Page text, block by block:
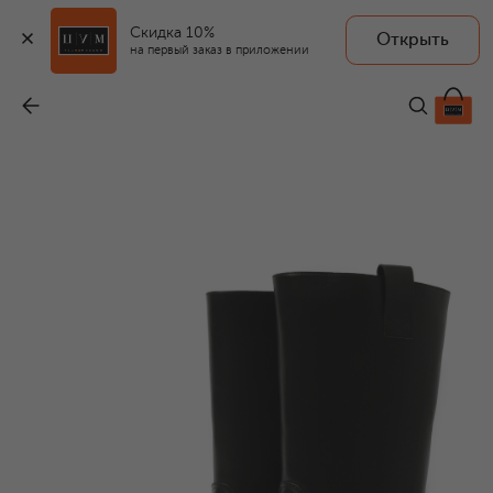
Скидка 10%
на первый заказ в приложении
Открыть
182 000 ₽